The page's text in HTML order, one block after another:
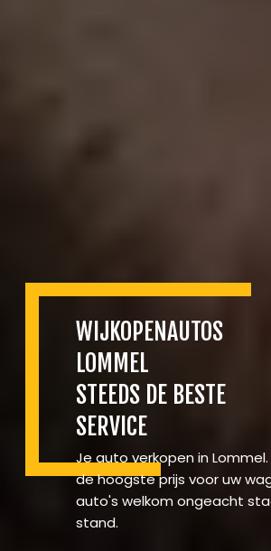
WIJKOPENAUTOS
LOMMEL
STEEDS DE BESTE
SERVICE
Je auto verkopen in
de hoogste prijs voor uw
auto's welkom ongeacht
stand.